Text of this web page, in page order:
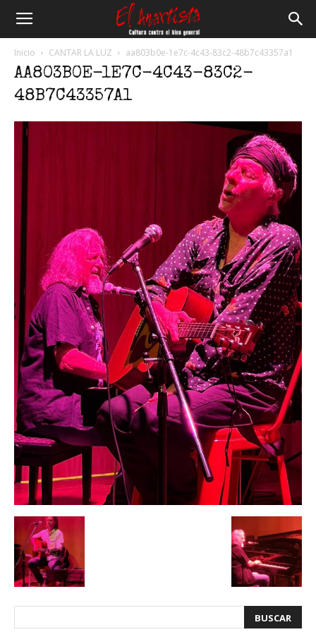
Inicio CANTAR LA LUZ aa803b0e-1e7c-4c43-83c2-48b7c43357a1
AA803B0E-1E7C-4C43-83C2-
48B7C43357A1